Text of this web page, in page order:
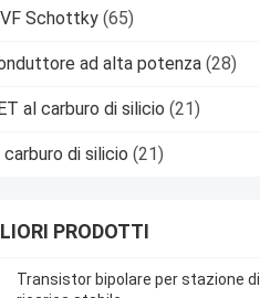
VF Schottky (65)
ad alta potenza (28)
al carburo di silicio (21)
carburo di silicio (21)
PRODOTTI
Transistor bipolare per stazione di